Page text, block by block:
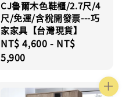
CJ魯爾木色鞋櫃/2.7尺/4
尺/免運/含稅開發票---巧
家家具【台灣現貨】
Regular
price
NT$ 4,600 - NT$
5,900